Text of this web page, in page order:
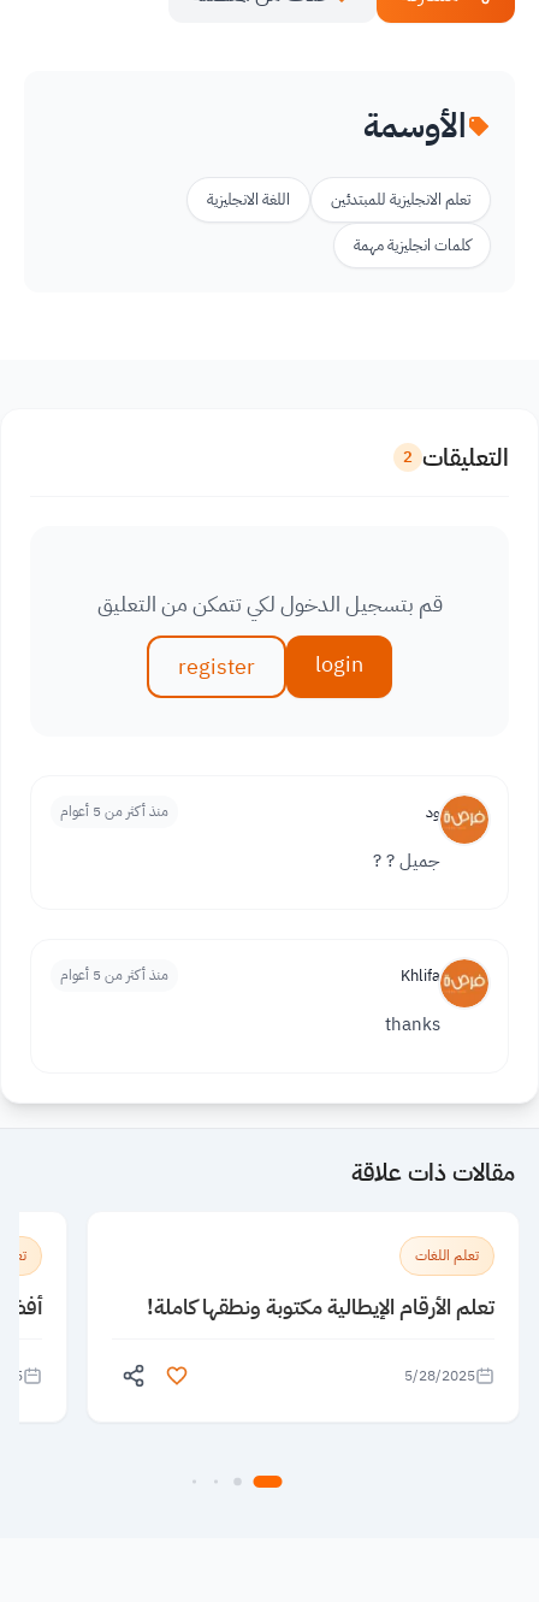
الأوسمة
تعلم الانجليزية للمبتدئين
اللغة الانجليزية
كلمات انجليزية مهمة
التعليقات 2
قم بتسجيل الدخول لكي تتمكن من التعليق
login
register
ود منذ أكثر من 5 أعوام
جميل ? ?
Khlifa منذ أكثر من 5 أعوام
thanks
مقالات ذات علاقة
تعلم اللغات
تعلم الأرقام الإيطالية مكتوبة ونطقها كاملة!
5/28/2025
أفضل 5 معاهد لتعلم